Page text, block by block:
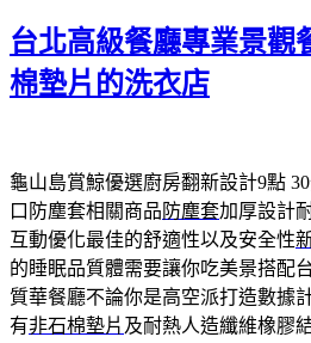
期:
台北高級餐廳專業景觀
棉墊片的洗衣店
龜山島賞鯨優選廚房翻新設計9點
口防塵套相關商品 防塵套加厚設計
互動優化最佳的舒適性以及安全性
的睡眠品質體需要讓你吃美景搭配
質華餐廳不論你是高空派打造數據
有非石棉墊片 及耐熱人造纖維橡膠